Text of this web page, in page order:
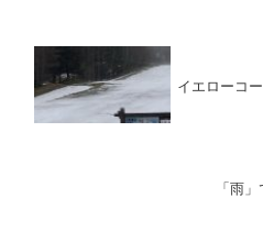
イエローコ
「雨」